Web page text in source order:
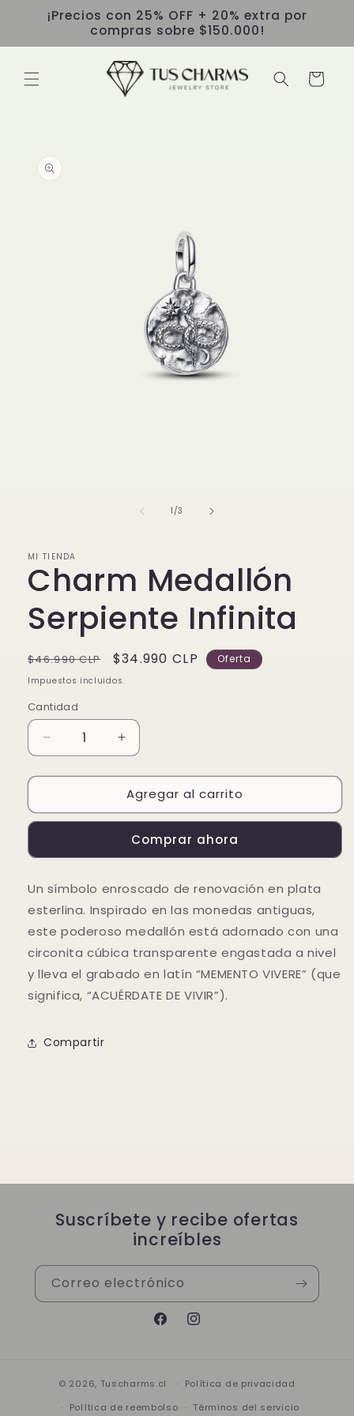
directamente
¡Precios con 25% OFF + 20% extra por
compras sobre $150.000!
Carrito
información
1 /de
3
MI TIENDA
Charm Medallón
Serpiente Infinita
Precio
habitual
$46.990 CLP
Precio
de
$34.990 CLP Oferta
Impuestos incluidos.
Cantidad
Reducir
cantidad
para
Medallón
Serpiente
Aumentar
cantidad
para
Charm
Medallón
Serpiente
Infinita
Agregar al carrito
Comprar ahora
Un símbolo enroscado de renovación en plata
esterlina. Inspirado en las monedas antiguas,
este poderoso medallón está adornado con una
circonita cúbica transparente engastada a nivel
y lleva el grabado en latín “MEMENTO VIVERE” (que
significa, “ACUÉRDATE DE VIVIR”).
Compartir
Suscríbete y recibe ofertas
increíbles
Correo electrónico
FacebookInstagram
© 2026, Tuscharms.cl
Política de privacidad
Política de reembolso
Términos del servicio